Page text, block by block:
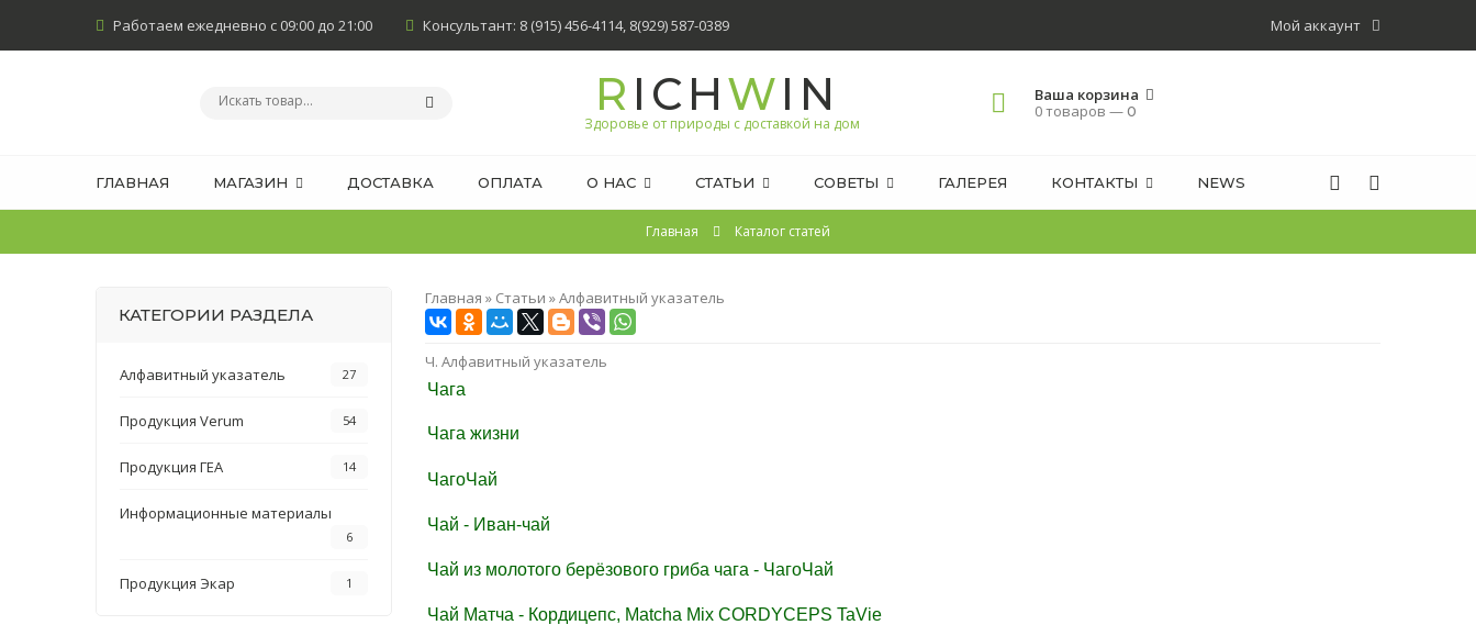
Мой аккаунт
Работаем ежедневно с 09:00 до 21:00 Консультант: 8 (915) 456-4114, 8(929) 587-0389
R ICHWIN
Здоровье от природы с доставкой на дом
Ваша корзина
0 товаров —0
ГЛАВНАЯ МАГАЗИН ДОСТАВКА ОПЛАТА О НАС СТАТЬИ СОВЕТЫ ГАЛЕРЕЯ КОНТАКТЫ NEWS
Главная Каталог статей
Главная » Статьи »Алфавитный указатель
Ч. Алфавитный указатель
Чага
Чага жизни
ЧагоЧай
Чай - Иван-чай
Чай из молотого берёзового гриба чага - ЧагоЧай
Чай Матча - Кордицепс, Matcha Mix CORDYCEPS TaVie
КАТЕГОРИИ РАЗДЕЛА
Алфавитный указатель 27
Продукция Verum 54
Продукция ГЕА 14
Информационные материалы
6
Продукция Экар 1